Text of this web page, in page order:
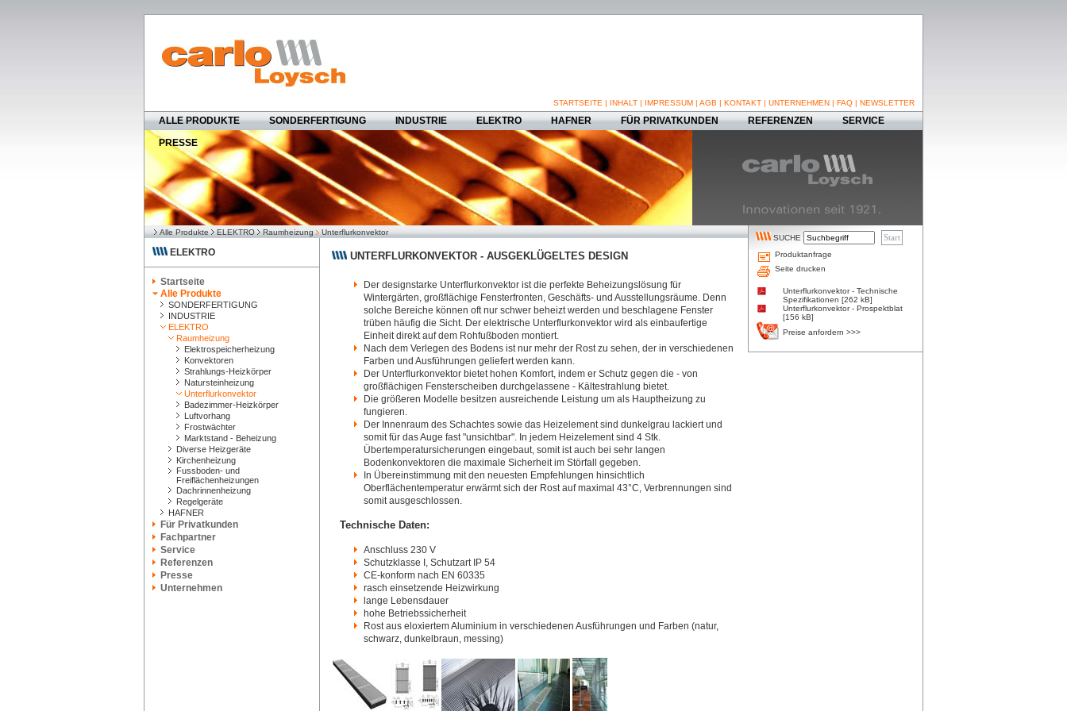
STARTSEITE | INHALT | IMPRESSUM | AGB | KONTAKT | UNTERNEHMEN | FAQ | NEWSLETTER
ALLE PRODUKTE SONDERFERTIGUNG INDUSTRIE ELEKTRO HAFNER FÜR PRIVATKUNDEN REFERENZEN
SERVICE
PRESSE
Alle Produkte ELEKTRO Raumheizung Unterflurkonvektor
ELEKTRO
Startseite
Alle Produkte
SONDERFERTIGUNG
INDUSTRIE
ELEKTRO
Raumheizung
Elektrospeicherheizung
Konvektoren
Strahlungs-Heizkörper
Natursteinheizung
Unterflurkonvektor
Badezimmer-Heizkörper
Luftvorhang
Frostwächter
Marktstand - Beheizung
Diverse Heizgeräte
Kirchenheizung
Fussboden- und
Freiflächenheizungen
Dachrinnenheizung
Regelgeräte
HAFNER
Für Privatkunden
Fachpartner
Service
Referenzen
Presse
Unternehmen
UNTERFLURKONVEKTOR - AUSGEKLÜGELTES DESIGN
Der designstarke Unterflurkonvektor ist die perfekte Beheizungslösung für
Wintergärten, großflächige Fensterfronten, Geschäfts- und Ausstellungsräume. Denn
solche Bereiche können oft nur schwer beheizt werden und beschlagene Fenster
trüben häufig die Sicht. Der elektrische Unterflurkonvektor wird als einbaufertige
Einheit direkt auf dem Rohfußboden montiert.
Nach dem Verlegen des Bodens ist nur mehr der Rost zu sehen, der in verschiedenen
Farben und Ausführungen geliefert werden kann.
Der Unterflurkonvektor bietet hohen Komfort, indem er Schutz gegen die - von
großflächigen Fensterscheiben durchgelassene - Kältestrahlung bietet.
Die größeren Modelle besitzen ausreichende Leistung um als Hauptheizung zu
fungieren.
Der Innenraum des Schachtes sowie das Heizelement sind dunkelgrau lackiert und
somit für das Auge fast "unsichtbar". In jedem Heizelement sind 4 Stk.
Übertemperatursicherungen eingebaut, somit ist auch bei sehr langen
Bodenkonvektoren die maximale Sicherheit im Störfall gegeben.
In Übereinstimmung mit den neuesten Empfehlungen hinsichtlich
Oberflächentemperatur erwärmt sich der Rost auf maximal 43°C, Verbrennungen sind
somit ausgeschlossen.
Technische Daten:
Anschluss 230 V
Schutzklasse I, Schutzart IP 54
CE-konform nach EN 60335
rasch einsetzende Heizwirkung
lange Lebensdauer
hohe Betriebssicherheit
Rost aus eloxiertem Aluminium in verschiedenen Ausführungen und Farben (natur,
schwarz, dunkelbraun, messing)
SUCHE
Produktanfrage
Seite drucken
Unterflurkonvektor - Technische
Spezifikationen [262 kB]
Unterflurkonvektor - Prospektblat
[156 kB]
Preise anfordern >>>